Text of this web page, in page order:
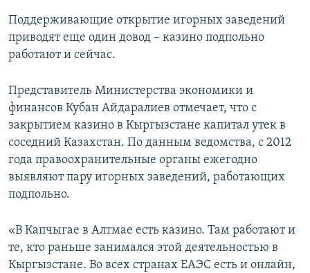
Поддерживающие открытие игорных заведений
приводят еще один довод – казино подпольно
работают и сейчас.
Представитель Министерства экономики и
финансов Кубан Айдаралиев отмечает, что с
закрытием казино в Кыргызстане капитал утек в
соседний Казахстан. По данным ведомства, с 2012
года правоохранительные органы ежегодно
выявляют пару игорных заведений, работающих
подпольно.
«В Капчыгае в Алтмае есть казино. Там работают и
те, кто раньше занимался этой деятельностью в
Кыргызстане. Во всех странах ЕАЭС есть и онлайн,